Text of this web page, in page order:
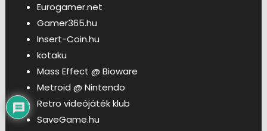
Eurogamer.net
Gamer365.hu
Insert-Coin.hu
kotaku
Mass Effect @ Bioware
Metroid @ Nintendo
Retro videójáték klub
SaveGame.hu